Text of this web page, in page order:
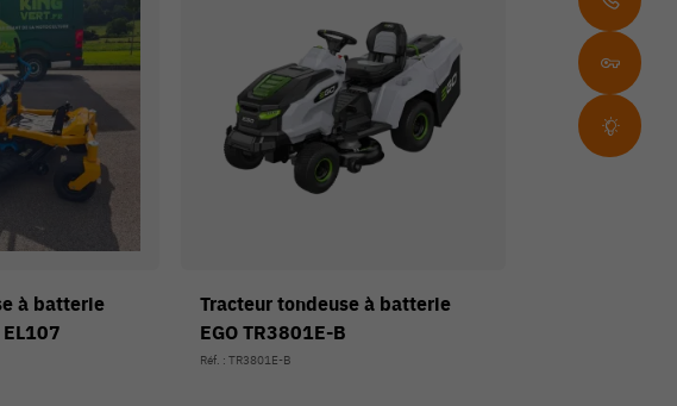
à batterie
EL107
Tracteur tondeuse à batterie
EGO TR3801E-B
Réf. : TR3801E-B